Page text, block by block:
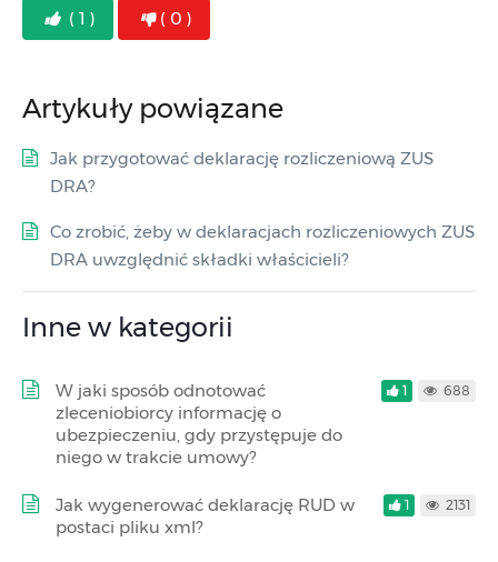
( 1 ) ( 0 )
Artykuły powiązane
Jak przygotować deklarację rozliczeniową ZUS
DRA?
Co zrobić, żeby w deklaracjach rozliczeniowych ZUS
DRA uwzględnić składki właścicieli?
Inne w kategorii
W jaki sposób odnotować
zleceniobiorcy informację o
ubezpieczeniu, gdy przystępuje do
niego w trakcie umowy?
1 688
Jak wygenerować deklarację RUD w
postaci pliku xml?
1 2131